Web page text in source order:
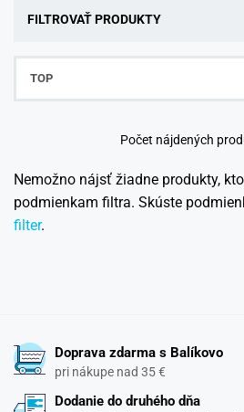
FILTROVAŤ PRODUKTY
TOP
Počet nájdených
Nemožno nájsť žiadne produkty,
podmienkam filtra. Skúste
filter.
Doprava zdarma s Balíkovo
pri nákupe nad 35 €
Dodanie do druhého dňa